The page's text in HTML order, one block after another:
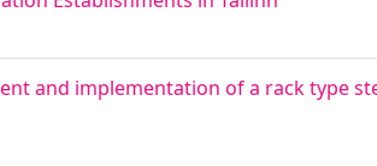
and implementation of a rack type